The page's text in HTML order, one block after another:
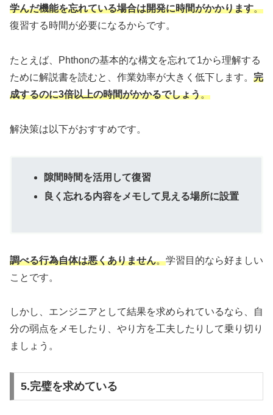
学んだ機能を忘れている場合は開発に時間がかかります。
復習する時間が必要になるからです。
たとえば、Phthonの基本的な構文を忘れて1から理解する
ために解説書を読むと、作業効率が大きく低下します。 完
成するのに3倍以上の時間がかかるでしょう。
解決策は以下がおすすめです。
隙間時間を活用して復習
良く忘れる内容をメモして見える場所に設置
調べる行為自体は悪くありません。学習目的なら好ましい
ことです。
しかし、エンジニアとして結果を求められているなら、自
分の弱点をメモしたり、やり方を工夫したりして乗り切り
ましょう。
5.完璧を求めている